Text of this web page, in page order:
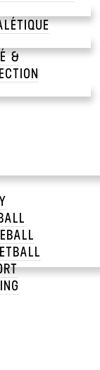
&
10 résultats
OFFRE EXPRESS